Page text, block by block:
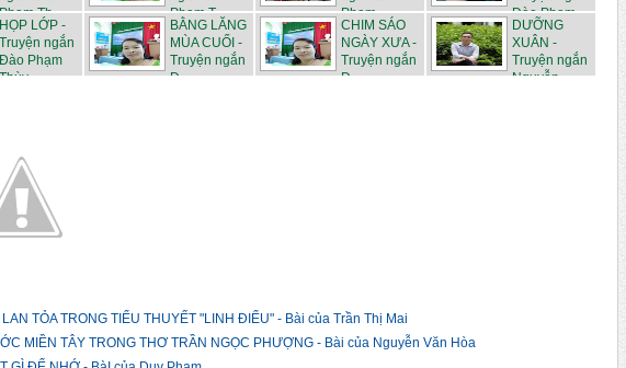
Phạm Th...
Phạm T...
Phạm...
Đào Phạm ...
HỌP LỚP -
Truyện ngắn
Đào Phạm
Thùy...
BẰNG LĂNG
MÙA CUỐI -
Truyện ngắn
Đ...
CHIM SÁO
NGÀY XƯA -
Truyện ngắn
Đ...
DƯỠNG
XUÂN -
Truyện ngắn
Nguyễn
TỎA TRONG TIỂU THUYẾT "LINH ĐIỂU" - Bài của Trần Thị Mai
MIỀN TÂY TRONG THƠ TRẦN NGỌC PHƯỢNG - Bài của Nguyễn Văn Hòa